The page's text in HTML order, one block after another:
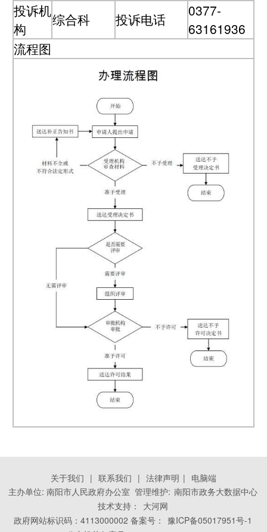
投诉机
构
综合科 投诉电话
0377-
63161936
流程图
关于我们 | 联系我们 | 法律声明 | 电脑端
主办单位: 南阳市人民政府办公室 管理维护: 南阳市政务大数据中心
技术支持：
大河网
政府网站标识码：4113000002 备案号： 豫ICP备05017951号-1